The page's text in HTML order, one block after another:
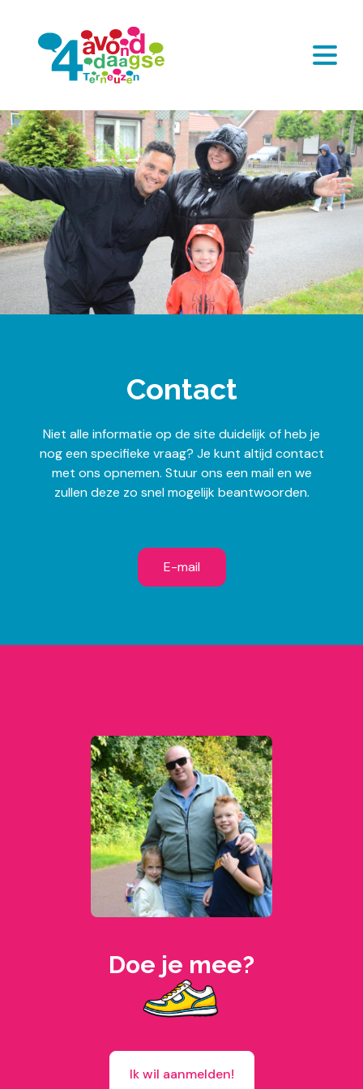
Contact
Niet alle informatie op de site duidelijk of heb je
nog een specifieke vraag? Je kunt altijd contact
met ons opnemen. Stuur ons een mail en we
zullen deze zo snel mogelijk beantwoorden.
E-mail
Doe je mee?
Ik wil aanmelden!